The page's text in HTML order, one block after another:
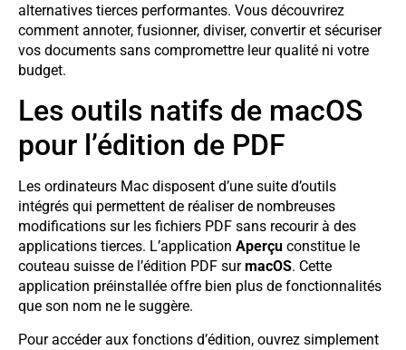
alternatives tierces performantes. Vous découvrirez
comment annoter, fusionner, diviser, convertir et sécuriser
vos documents sans compromettre leur qualité ni votre
budget.
Les outils natifs de macOS
pour l’édition de PDF
Les ordinateurs Mac disposent d’une suite d’outils
intégrés qui permettent de réaliser de nombreuses
modifications sur les fichiers PDF sans recourir à des
applications tierces. L’application Aperçu constitue le
couteau suisse de l’édition PDF surmacOS. Cette
application préinstallée offre bien plus de fonctionnalités
que son nom ne le suggère.
Pour accéder aux fonctions d’édition, ouvrez simplement